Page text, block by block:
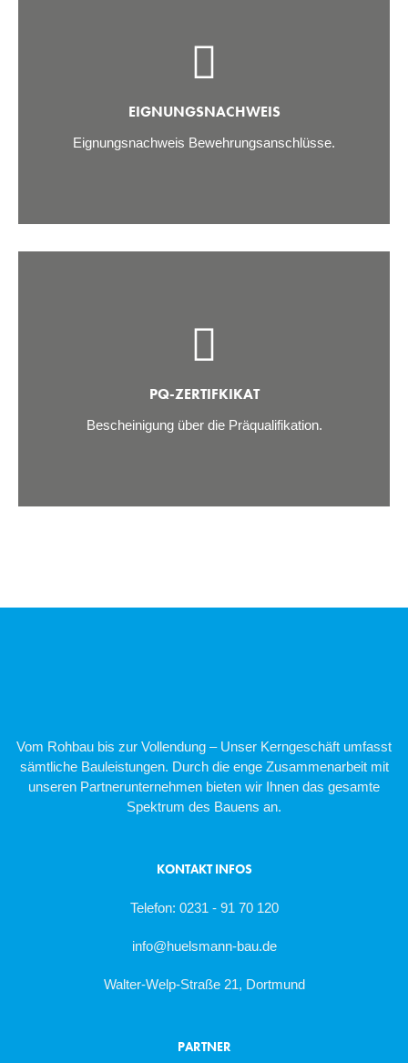
EIGNUNGSNACHWEIS
Eignungsnachweis Bewehrungsanschlüsse.
PQ-ZERTIFKIKAT
Bescheinigung über die Präqualifikation.
Vom Rohbau bis zur Vollendung – Unser Kerngeschäft umfasst
sämtliche Bauleistungen. Durch die enge Zusammenarbeit mit
unseren Partnerunternehmen bieten wir Ihnen das gesamte
Spektrum des Bauens an.
KONTAKT INFOS
Telefon: 0231 - 91 70 120
info@huelsmann-bau.de
Walter-Welp-Straße 21, Dortmund
PARTNER